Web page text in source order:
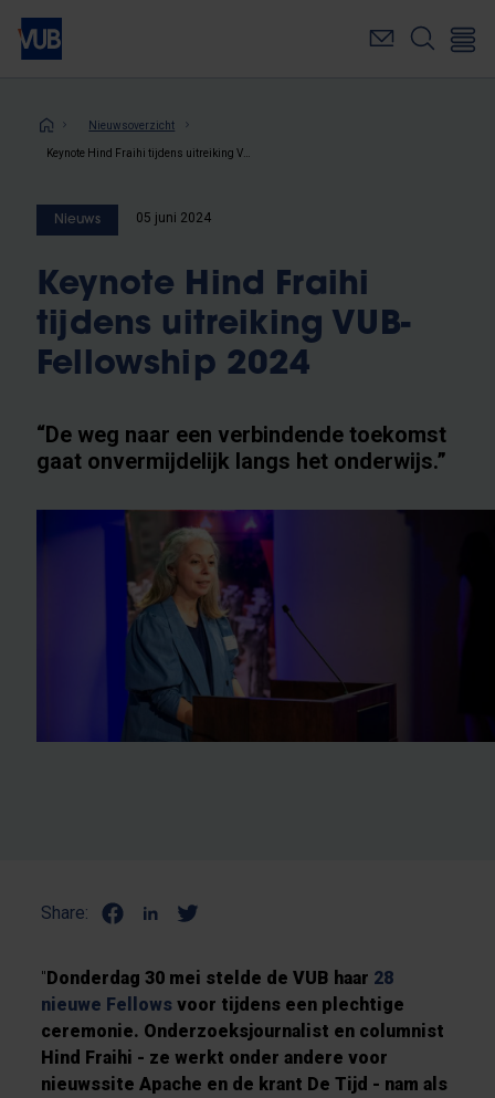
Overslaan
naar
inhoudKruimelpad
Nieuwsoverzicht
Nieuws 05 juni 2024
Keynote Hind Fraihi
tijdens uitreiking VUB-
Fellowship 2024
“De weg naar een verbindende toekomst
gaat onvermijdelijk langs het onderwijs.”
Share:
"Donderdag 30 mei stelde de VUB haar 28
nieuwe Fellows voor tijdens een plechtige
ceremonie. Onderzoeksjournalist en columnist
Hind Fraihi - ze werkt onder andere voor
nieuwssite Apache en de krant De Tijd - nam als